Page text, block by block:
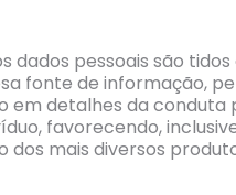
dados pessoais são
fonte de informação,
em detalhes da conduta
favorecendo,
dos mais diversos